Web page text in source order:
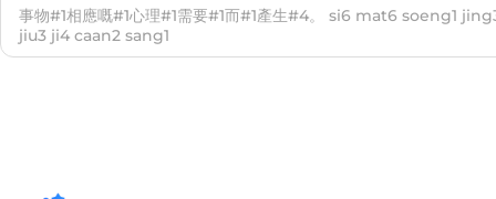
事物#1相應嘅#1心理#1需要#1而#1產生#4。 si6 mat6 soeng1 jing3 ge3 sam1 lei5 seoi1
jiu3 ji4 caan2 sang1